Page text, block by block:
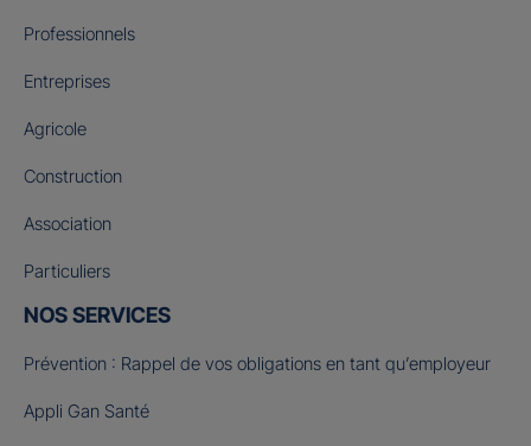
Professionnels
Entreprises
Agricole
Construction
Association
Particuliers
NOS SERVICES
Prévention : Rappel de vos obligations en tant qu’employeur
Appli Gan Santé